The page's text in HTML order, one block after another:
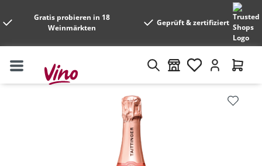
Gratis probieren in 18
Weinmärkten
Geprüft & zertifiziert
Bildergalerie überspringen